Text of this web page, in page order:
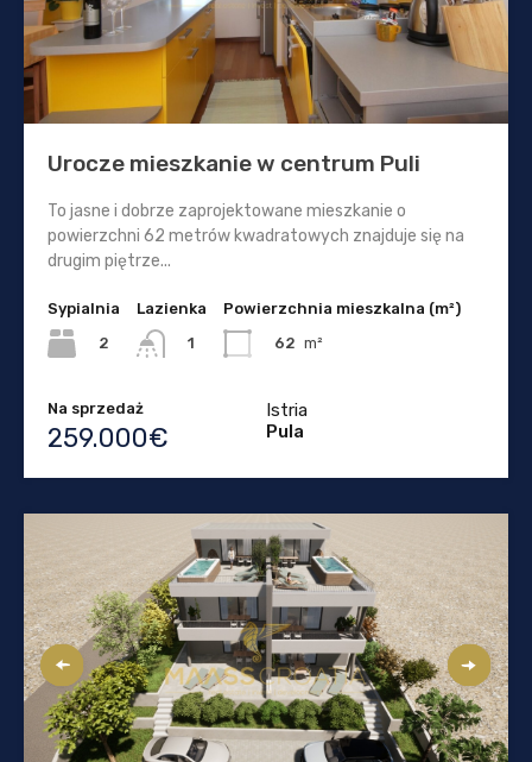
Urocze mieszkanie w centrum Puli
To jasne i dobrze zaprojektowane mieszkanie o
powierzchni 62 metrów kwadratowych znajduje się na
drugim piętrze...
Sypialnia
2
Lazienka
1
Powierzchnia mieszkalna (m²)
62 m²
Na sprzedaż
259.000€
Istria
Pula